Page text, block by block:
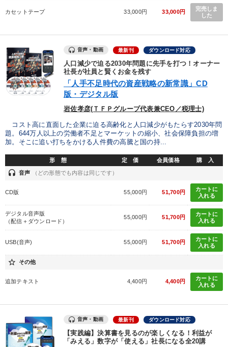
【6月】音声・映像 組織・採用・スキル
後継社長・アトツギ
2025年夏季全国経営者セミナー収録講演ＣＤ・講演ＤＶＤ・デジ
タル版（音声／動画ストリーミング・ダウンロード）
業種
卸売・小売・飲食業 建設・不動産業
キーワード
経営計画 歴史に学ぶ 早分かり
ondemand_video 経営音声・動画を探す refresh 更新する
全国経営者セミナー収録物以外の経営教材（全761タイトル）からお探
カセットテープ 33,000円 33,000円
完売しま
した
音声・動画 最新刊 ダウンロード対応
人口減少で迫る2030年問題に先手を打つ！オーナー
社長が社員と賢くお金を残す
「人手不足時代の資産戦略の新常識」CD
版・デジタル版
岩佐孝彦(ＴＦＰグループ代表兼CEO／税理士)
コスト高に直面した企業に迫る高齢化と人口減少がもたらす2030年問
題。644万人以上の労働者不足とマーケットの縮小、社会保障負担の増
加。そこに追い打ちをかける人件費の高騰と国の持...
形 態 定 価 会員価格 購 入
headset 音声 （どの形態でも内容は同じです）
CD版 55,000円 51,700円
カートに
入れる
デジタル音声版
（配信＋ダウンロード）
55,000円 51,700円
カートに
入れる
USB(音声) 55,000円 51,700円
カートに
入れる
star_border その他
追加テキスト 4,400円 4,400円
カートに
入れる
音声・動画 最新刊 ダウンロード対応
【実践編】決算書を見るのが楽しくなる！利益が
「みえる」数字が「使える」社長になる全20講